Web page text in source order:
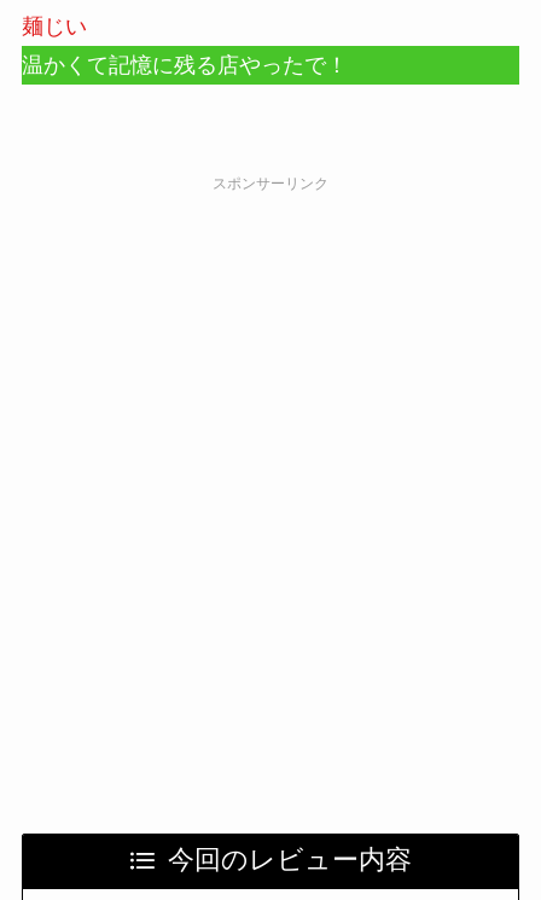
麺じい
温かくて記憶に残る店やったで！
スポンサーリンク
今回のレビュー内容